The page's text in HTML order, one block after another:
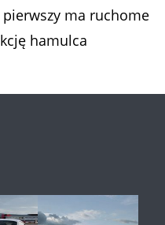
ma ruchome
hamulca